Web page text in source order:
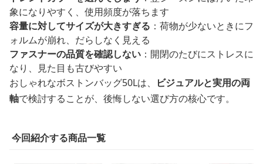
象になりやすく、使用頻度が落ちます
容量に対してサイズが大きすぎる ：荷物が少ないときにフ
ォルムが崩れ、だらしなく見える
ファスナーの品質を確認しない ：開閉のたびにストレスに
なり、見た目も古びやすい
おしゃれなボストンバッグ50Lは、
ビジュアルと実用の両
軸で検討することが、後悔しない選び方の核心です。
今回紹介する商品一覧